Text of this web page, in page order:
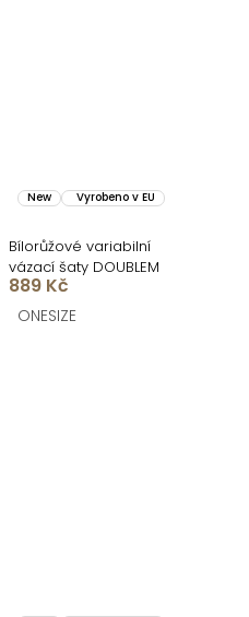
New Vyrobeno v EU
Bílorůžové variabilní
vázací šaty DOUBLEM
889 Kč
ONESIZE